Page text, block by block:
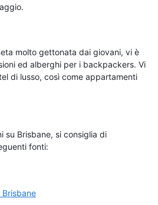
molto gettonata dai giovani, vi è
ed alberghi per i backpackers. Vi
di lusso, così come appartamenti
su Brisbane, si consiglia di
fonti: